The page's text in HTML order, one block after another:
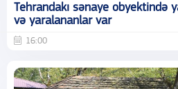
Tehrandakı sənaye obyektində
və yaralananlar var
16:00